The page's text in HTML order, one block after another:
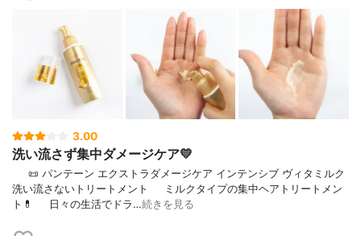
3.00
洗い流さず集中ダメージケア💛
⠀⠀📜 パンテーン エクストラダメージケア インテンシブ ヴィタミルク
洗い流さないトリートメント⠀⠀ミルクタイプの集中ヘアトリートメン
ト💊⠀⠀日々の生活でドラ…続きを見る